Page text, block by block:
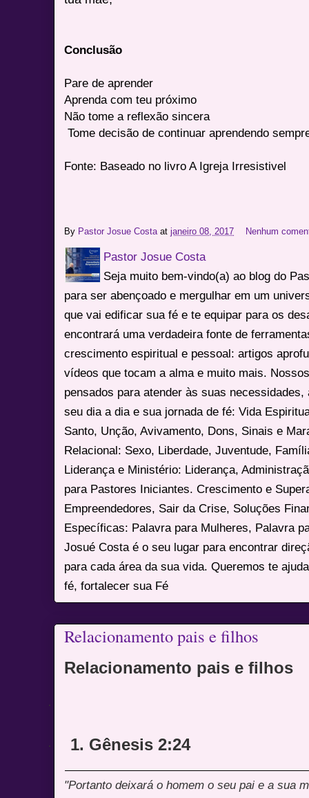
Conclusão
Pare de aprender
Aprenda com teu próximo
Não tome a reflexão sincera
Tome decisão de continuar aprendendo
Fonte: Baseado no livro A Igreja Irresistivel
By Pastor Josue Costa atjaneiro 08, 2017 Nenhum
Pastor Josue Costa
Seja muito bem-vindo(a) ao blog do
para ser abençoado e mergulhar em um
que vai edificar sua fé e te equipar para os
encontrará uma verdadeira fonte de
crescimento espiritual e pessoal: artigos
vídeos que tocam a alma e muito mais.
pensados para atender às suas
seu dia a dia e sua jornada de fé: Vida
Santo, Unção, Avivamento, Dons, Sinais e
Relacional: Sexo, Liberdade, Juventude,
Liderança e Ministério: Liderança,
para Pastores Iniciantes. Crescimento e
Empreendedores, Sair da Crise, Soluções
Específicas: Palavra para Mulheres, Palavra
Josué Costa é o seu lugar para encontrar
para cada área da sua vida. Queremos te
fé, fortalecer sua Fé
Relacionamento pais e filhos
Relacionamento pais e filhos
·
· 1. Gênesis 2:24
"Portanto deixará o homem o seu pai e a sua